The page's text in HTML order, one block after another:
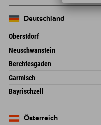
Deutschland
Oberstdorf
An der Breitach 3
87538 Fischen I. Allgäu
Deutschland
Neuschwanstein
An der Riese 45
87484 Nesselwang im Allgäu
Deutschland
Berchtesgaden
Hofreitstr. 7
83471 Schönau am Königssee
Deutschland
Garmisch
Frickenstraße 22
82490 Farchant
Bayrischzell
Deutschland
Österreich